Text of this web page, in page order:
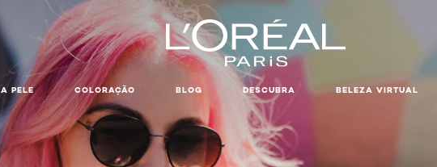
PELE COLORAÇÃO BLOG DESCUBRA BELEZA VIRTUAL